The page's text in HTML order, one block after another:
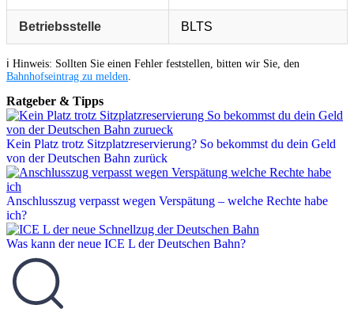
Betriebsstelle BLTS
ℹ️ Hinweis: Sollten Sie einen Fehler feststellen, bitten wir Sie, den
Bahnhofseintrag zu melden
Ratgeber & Tipps
Kein Platz trotz Sitzplatzreservierung? So bekommst du dein Geld
von der Deutschen Bahn zurück
Anschlusszug verpasst wegen Verspätung – welche Rechte habe
ich?
Was kann der neue ICE L der Deutschen Bahn?